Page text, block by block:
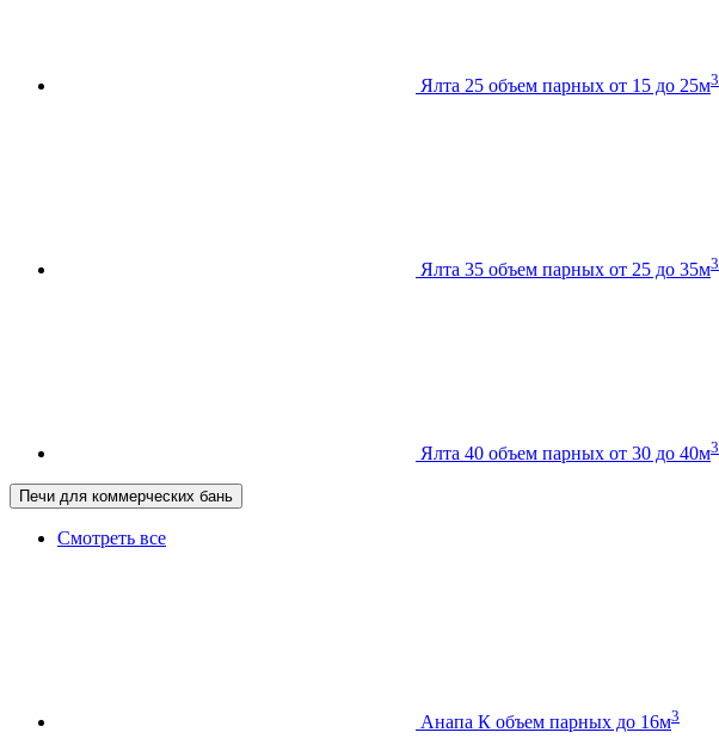
Ялта 25 объем парных от 15 до 25м3
Ялта 35 объем парных от 25 до 35м3
Ялта 40 объем парных от 30 до 40м3
Печи для коммерческих бань
Смотреть все
Анапа К объем парных до 16м3